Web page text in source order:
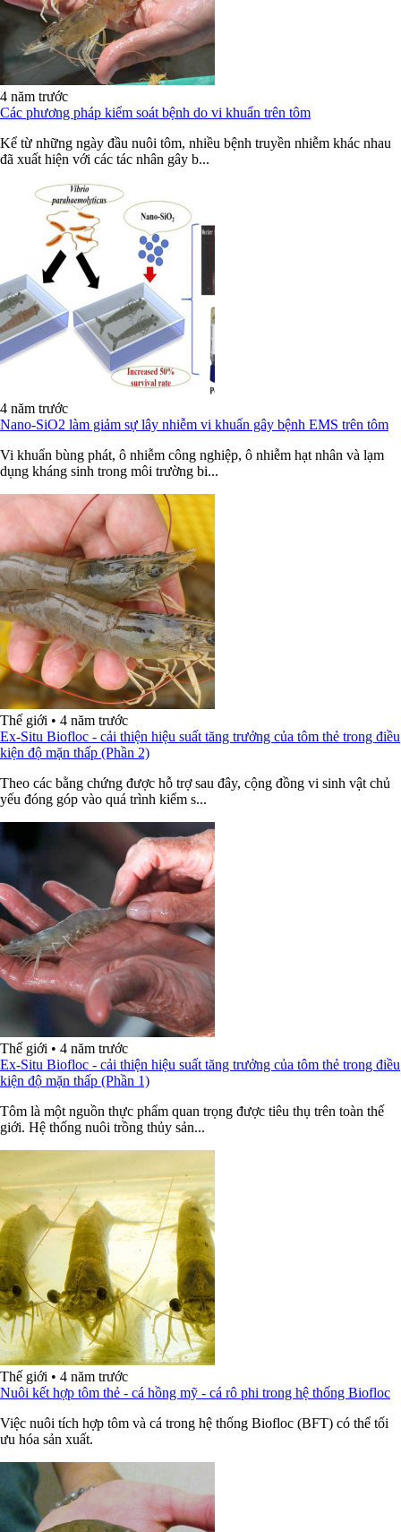
4 năm trước
Các phương pháp kiểm soát bệnh do vi khuẩn trên tôm
Kể từ những ngày đầu nuôi tôm, nhiều bệnh truyền nhiễm khác nhau
đã xuất hiện với các tác nhân gây b...
4 năm trước
Nano-SiO2 làm giảm sự lây nhiễm vi khuẩn gây bệnh EMS trên tôm
Vi khuẩn bùng phát, ô nhiễm công nghiệp, ô nhiễm hạt nhân và lạm
dụng kháng sinh trong môi trường bi...
Thế giới • 4 năm trước
Ex-Situ Biofloc - cải thiện hiệu suất tăng trưởng của tôm thẻ trong điều
kiện độ mặn thấp (Phần 2)
Theo các bằng chứng được hỗ trợ sau đây, cộng đồng vi sinh vật chủ
yếu đóng góp vào quá trình kiểm s...
Thế giới • 4 năm trước
Ex-Situ Biofloc - cải thiện hiệu suất tăng trưởng của tôm thẻ trong điều
kiện độ mặn thấp (Phần 1)
Tôm là một nguồn thực phẩm quan trọng được tiêu thụ trên toàn thế
giới. Hệ thống nuôi trồng thủy sản...
Thế giới • 4 năm trước
Nuôi kết hợp tôm thẻ - cá hồng mỹ - cá rô phi trong hệ thống Biofloc
Việc nuôi tích hợp tôm và cá trong hệ thống Biofloc (BFT) có thể tối
ưu hóa sản xuất.